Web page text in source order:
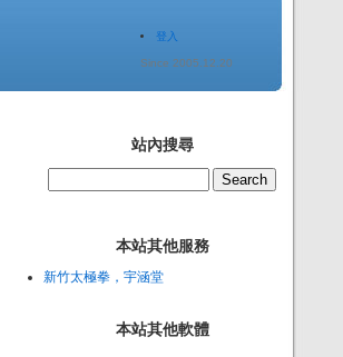
登入
Since 2005.12.20
站內搜尋
本站其他服務
新竹太極拳，宇涵堂
本站其他軟體